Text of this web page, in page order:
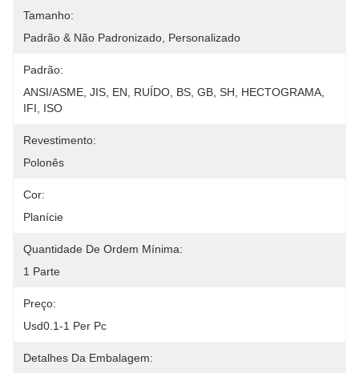
Tamanho:
Padrão & Não Padronizado, Personalizado
Padrão:
ANSI/ASME, JIS, EN, RUÍDO, BS, GB, SH, HECTOGRAMA,
IFI, ISO
Revestimento:
Polonês
Cor:
Planície
Quantidade De Ordem Mínima:
1 Parte
Preço:
Usd0.1-1 Per Pc
Detalhes Da Embalagem: